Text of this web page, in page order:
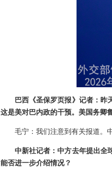
巴西《圣保罗页报》记者：昨
这是美对巴内政的干预。美国务卿
毛宁：我们注意到有关报道。
中新社记者：中方去年提出全
能否进一步介绍情况？